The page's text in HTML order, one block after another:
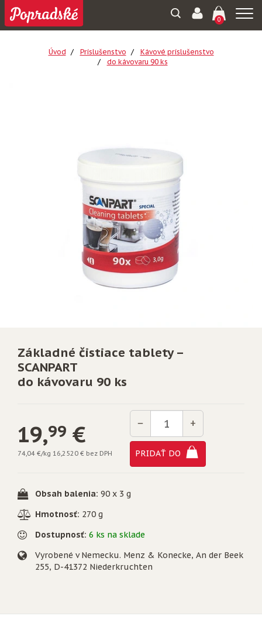
0
Úvod Príslušenstvo
Kávové príslušenstvo
do kávovaru 90 ks
Základné čistiace tablety –
SCANPART
do kávovaru 90 ks
19,99 €
74,04 €/kg 16,2520 € bez DPH
−
Množstvo
+
PRIDAŤ DO
Obsah balenia: 90 x 3 g
Hmotnosť: 270 g
Dostupnosť: 6 ks na sklade
Vyrobené v Nemecku. Menz & Konecke, An der Beek
255, D-41372 Niederkruchten